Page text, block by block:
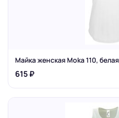
Майка женская Moka 110, белая
615 ₽